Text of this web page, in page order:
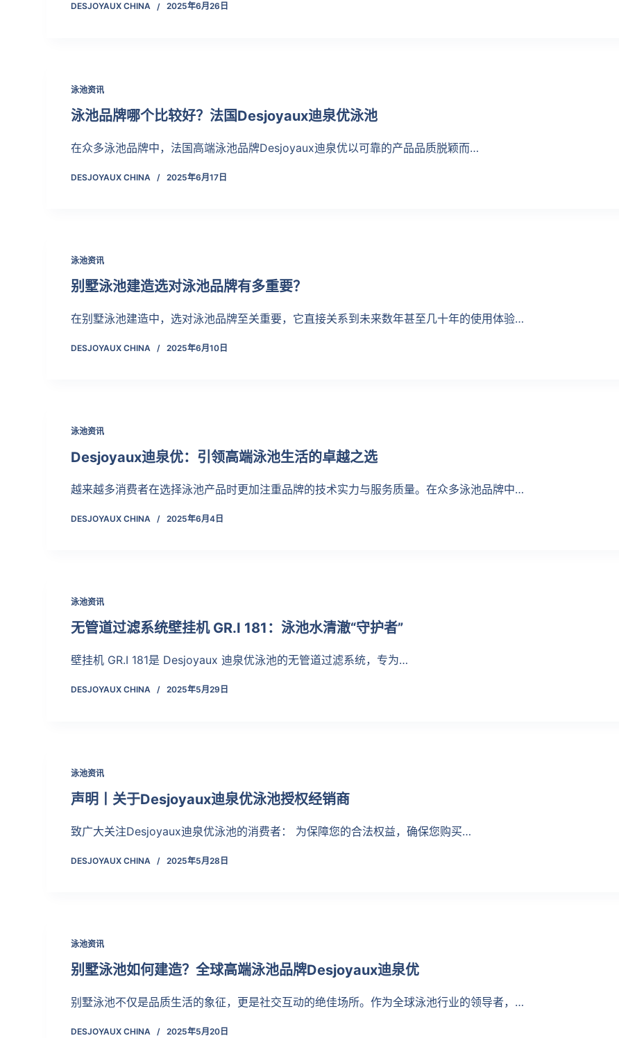
DESJOYAUX CHINA 2025年6月26日
泳池资讯
泳池品牌哪个比较好？法国Desjoyaux迪泉优泳池
在众多泳池品牌中，法国高端泳池品牌Desjoyaux迪泉优以可靠的产品品质脱颖而…
DESJOYAUX CHINA 2025年6月17日
泳池资讯
别墅泳池建造选对泳池品牌有多重要？
在别墅泳池建造中，选对泳池品牌至关重要，它直接关系到未来数年甚至几十年的使用体验…
DESJOYAUX CHINA 2025年6月10日
泳池资讯
Desjoyaux迪泉优：引领高端泳池生活的卓越之选
越来越多消费者在选择泳池产品时更加注重品牌的技术实力与服务质量。在众多泳池品牌中…
DESJOYAUX CHINA 2025年6月4日
泳池资讯
无管道过滤系统壁挂机 GR.I 181：泳池水清澈“守护者”
壁挂机 GR.I 181是 Desjoyaux 迪泉优泳池的无管道过滤系统，专为…
DESJOYAUX CHINA 2025年5月29日
泳池资讯
声明丨关于Desjoyaux迪泉优泳池授权经销商
致广大关注Desjoyaux迪泉优泳池的消费者： 为保障您的合法权益，确保您购买…
DESJOYAUX CHINA 2025年5月28日
泳池资讯
别墅泳池如何建造？全球高端泳池品牌Desjoyaux迪泉优
别墅泳池不仅是品质生活的象征，更是社交互动的绝佳场所。作为全球泳池行业的领导者，…
DESJOYAUX CHINA 2025年5月20日